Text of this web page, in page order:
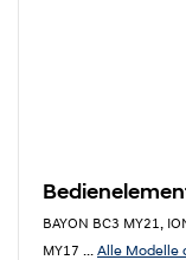
BAYON BC3 MY21,
MY17 ... Alle Modelle